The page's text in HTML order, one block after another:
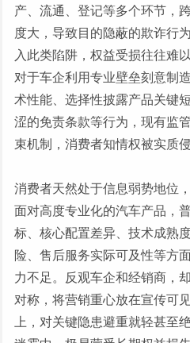
产、流通、登记等多个环节，
度大，导致目的隐蔽的欺诈行
入此类陷阱，权益受损往往难
对于车企利用专业壁垒刻意制
术性能、选择性披露产品关键
涩的免责条款等行为，现有监
束机制，消费者知情权被实质侵
消费者天然处于信息弱势地位
面对高度专业化的汽车产品，
标、核心配置差异、技术成熟
险、售后服务实际可及性等方
力不足。反观车企和经销商，
对称，将营销重心放在宣传可
上，对关键隐患避重就轻甚至